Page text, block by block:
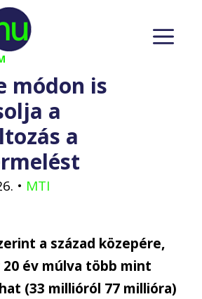
módon is
a
a
• MTI
a század közepére,
20 év múlva több mint
(33 millióról 77 millióra)